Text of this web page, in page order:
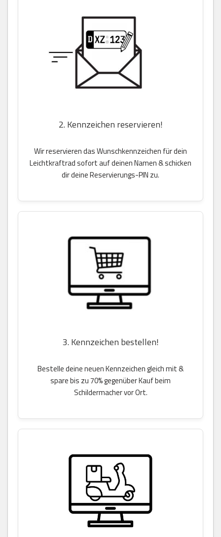
2. Kennzeichen reservieren!
Wir reservieren das Wunschkennzeichen für dein
Leichtkraftrad sofort auf deinen Namen & schicken
dir deine Reservierungs-PIN zu.
3. Kennzeichen bestellen!
Bestelle deine neuen Kennzeichen gleich mit &
spare bis zu 70% gegenüber Kauf beim
Schildermacher vor Ort.